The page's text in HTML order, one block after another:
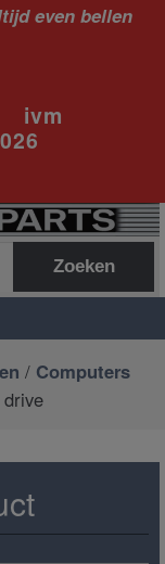
even bellen
Zoeken
/ Computers